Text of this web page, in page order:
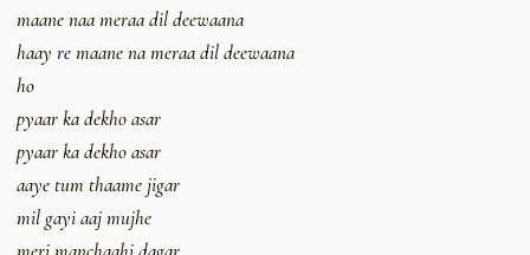
maane naa meraa dil deewaana
haay re maane na meraa dil deewaana
ho
pyaar ka dekho asar
pyaar ka dekho asar
aaye tum thaame jigar
mil gayi aaj mujhe